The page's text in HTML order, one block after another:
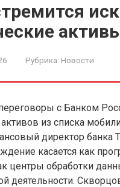
Рубрика: Новости
с Банком
активов из списка
директор банка
касается как
центры обработки
деятельности.